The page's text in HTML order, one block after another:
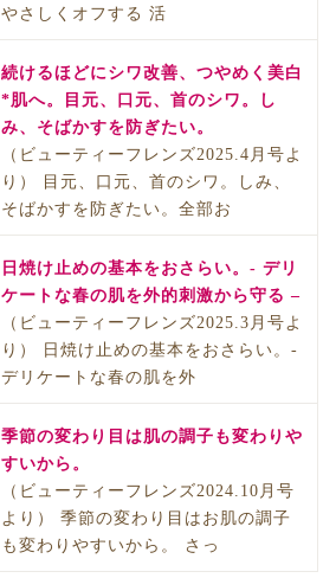
やさしくオフする 活
続けるほどにシワ改善、つやめく美白
*肌へ。目元、口元、首のシワ。し
み、そばかすを防ぎたい。
（ビューティーフレンズ2025.4月号よ
り） 目元、口元、首のシワ。しみ、
そばかすを防ぎたい。全部お
日焼け止めの基本をおさらい。- デリ
ケートな春の肌を外的刺激から守る –
（ビューティーフレンズ2025.3月号よ
り） 日焼け止めの基本をおさらい。-
デリケートな春の肌を外
季節の変わり目は肌の調子も変わりや
すいから。
（ビューティーフレンズ2024.10月号
より） 季節の変わり目はお肌の調子
も変わりやすいから。 さっ